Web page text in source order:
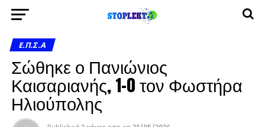
Ε.Π.Σ.Α
Σώθηκε ο Πανιώνιος
Καισαριανής, 1-0 τον Φωστήρα
Ηλιούπολης